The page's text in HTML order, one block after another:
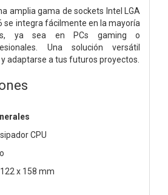
amplia gama de sockets Intel LGA
se integra fácilmente en la mayoría
ya sea en PCs gaming o
Una solución versátil
adaptarse a tus futuros proyectos.
CPU
x 158 mm